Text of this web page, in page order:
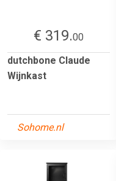
€ 319.00
dutchbone Claude
Wijnkast
Sohome.nl